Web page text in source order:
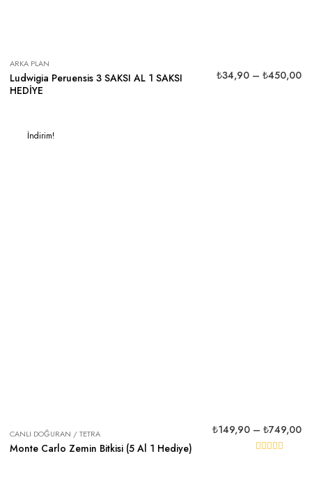
Ludwigia Peruensis 3 SAKSI AL 1 SAKSI
HEDİYE
ARKA PLAN
₺34,90 – ₺450,00
İndirim!
Monte Carlo Zemin Bitkisi (5 Al 1 Hediye)
CANLI DOĞURAN / TETRA ₺149,90 – ₺749,00